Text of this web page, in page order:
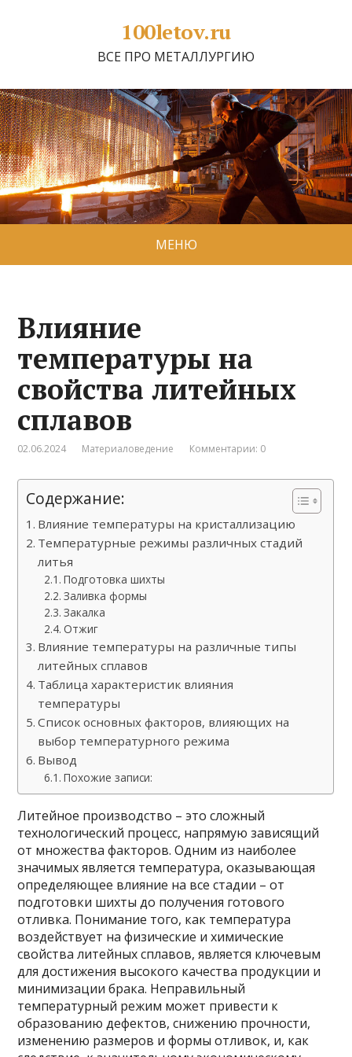
100letov.ru
ВСЕ ПРО МЕТАЛЛУРГИЮ
МЕНЮ
Влияние
температуры на
свойства литейных
сплавов
02.06.2024 Материаловедение Комментарии: 0
Содержание:
Влияние температуры на кристаллизацию
Температурные режимы различных стадий
литья
Подготовка шихты
Заливка формы
Закалка
Отжиг
Влияние температуры на различные типы
литейных сплавов
Таблица характеристик влияния
температуры
Список основных факторов, влияющих на
выбор температурного режима
Вывод
Похожие записи:
Литейное производство – это сложный
технологический процесс, напрямую зависящий
от множества факторов. Одним из наиболее
значимых является температура, оказывающая
определяющее влияние на все стадии – от
подготовки шихты до получения готового
отливка. Понимание того, как температура
воздействует на физические и химические
свойства литейных сплавов, является ключевым
для достижения высокого качества продукции и
минимизации брака. Неправильный
температурный режим может привести к
образованию дефектов, снижению прочности,
изменению размеров и формы отливок, и, как